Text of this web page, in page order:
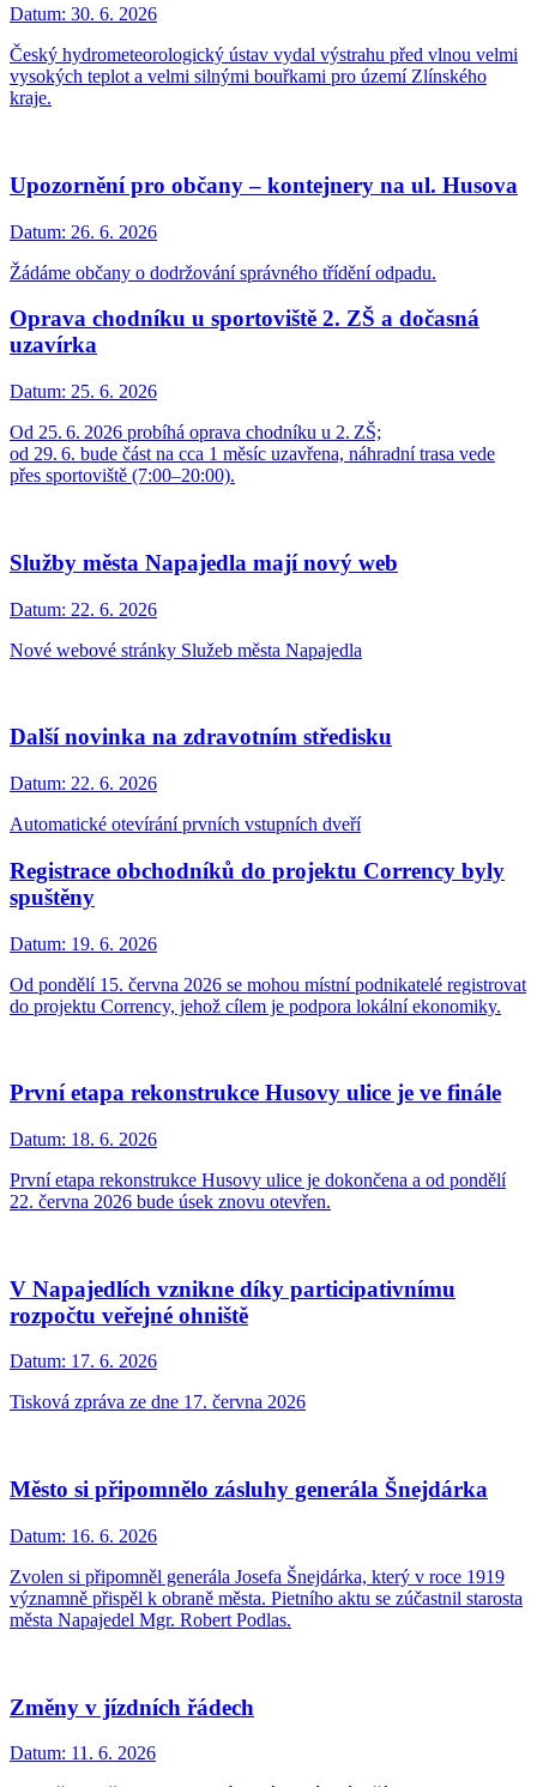
Datum: 30. 6. 2026
Český hydrometeorologický ústav vydal výstrahu před vlnou velmi
vysokých teplot a velmi silnými bouřkami pro území Zlínského
kraje.
Upozornění pro občany – kontejnery na ul. Husova
Datum: 26. 6. 2026
Žádáme občany o dodržování správného třídění odpadu.
Oprava chodníku u sportoviště 2. ZŠ a dočasná
uzavírka
Datum: 25. 6. 2026
Od 25. 6. 2026 probíhá oprava chodníku u 2. ZŠ;
od 29. 6. bude část na cca 1 měsíc uzavřena, náhradní trasa vede
přes sportoviště (7:00–20:00).
Služby města Napajedla mají nový web
Datum: 22. 6. 2026
Nové webové stránky Služeb města Napajedla
Další novinka na zdravotním středisku
Datum: 22. 6. 2026
Automatické otevírání prvních vstupních dveří
Registrace obchodníků do projektu Corrency byly
spuštěny
Datum: 19. 6. 2026
Od pondělí 15. června 2026 se mohou místní podnikatelé registrovat
do projektu Corrency, jehož cílem je podpora lokální ekonomiky.
První etapa rekonstrukce Husovy ulice je ve finále
Datum: 18. 6. 2026
První etapa rekonstrukce Husovy ulice je dokončena a od pondělí
22. června 2026 bude úsek znovu otevřen.
V Napajedlích vznikne díky participativnímu
rozpočtu veřejné ohniště
Datum: 17. 6. 2026
Tisková zpráva ze dne 17. června 2026
Město si připomnělo zásluhy generála Šnejdárka
Datum: 16. 6. 2026
Zvolen si připomněl generála Josefa Šnejdárka, který v roce 1919
významně přispěl k obraně města. Pietního aktu se zúčastnil starosta
města Napajedel Mgr. Robert Podlas.
Změny v jízdních řádech
Datum: 11. 6. 2026